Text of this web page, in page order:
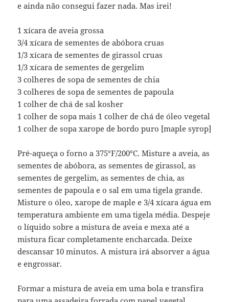
e ainda não consegui fazer nada. Mas irei!
1 xícara de aveia grossa
3/4 xícara de sementes de abóbora cruas
1/3 xícara de sementes de girassol cruas
1/3 xícara de sementes de gergelim
3 colheres de sopa de sementes de chia
3 colheres de sopa de sementes de papoula
1 colher de chá de sal kosher
1 colher de sopa mais 1 colher de chá de óleo vegetal
1 colher de sopa xarope de bordo puro [maple syrop]
Pré-aqueça o forno a 375°F/200°C. Misture a aveia, as
sementes de abóbora, as sementes de girassol, as
sementes de gergelim, as sementes de chia, as
sementes de papoula e o sal em uma tigela grande.
Misture o óleo, xarope de maple e 3/4 xícara água em
temperatura ambiente em uma tigela média. Despeje
o líquido sobre a mistura de aveia e mexa até a
mistura ficar completamente encharcada. Deixe
descansar 10 minutos. A mistura irá absorver a água
e engrossar.
Formar a mistura de aveia em uma bola e transfira